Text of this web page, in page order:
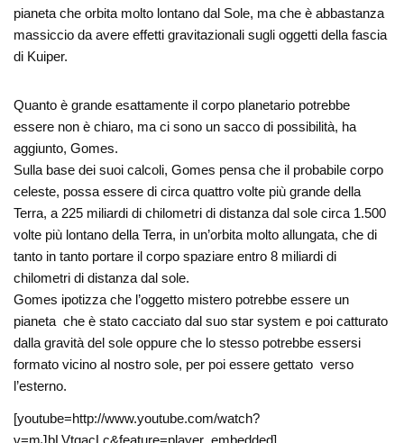
pianeta che orbita molto lontano dal Sole, ma che è abbastanza
massiccio da avere effetti gravitazionali sugli oggetti della fascia
di Kuiper.
Quanto è grande esattamente il corpo planetario potrebbe
essere non è chiaro, ma ci sono un sacco di possibilità, ha
aggiunto, Gomes.
Sulla base dei suoi calcoli, Gomes pensa che il probabile corpo
celeste, possa essere di circa quattro volte più grande della
Terra, a 225 miliardi di chilometri di distanza dal sole circa 1.500
volte più lontano della Terra, in un’orbita molto allungata, che di
tanto in tanto portare il corpo spaziare entro 8 miliardi di
chilometri di distanza dal sole.
Gomes ipotizza che l’oggetto mistero potrebbe essere un
pianeta che è stato cacciato dal suo star system e poi catturato
dalla gravità del sole oppure che lo stesso potrebbe essersi
formato vicino al nostro sole, per poi essere gettato verso
l’esterno.
[youtube=http://www.youtube.com/watch?
v=mJbLVtqacLc&feature=player_embedded]